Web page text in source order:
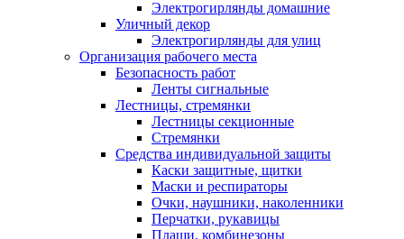
Электрогирлянды домашние
Уличный декор
Электрогирлянды для улиц
Организация рабочего места
Безопасность работ
Ленты сигнальные
Лестницы, стремянки
Лестницы секционные
Стремянки
Средства индивидуальной защиты
Каски защитные, щитки
Маски и респираторы
Очки, наушники, наколенники
Перчатки, рукавицы
Плащи, комбинезоны